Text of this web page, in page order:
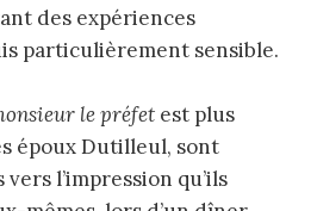
des expériences
particulièrement sensible.
le préfet est plus
époux Dutilleul, sont
l’impression qu’ils